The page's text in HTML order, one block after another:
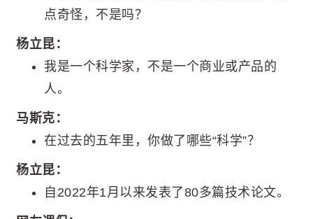
点奇怪，不是吗？
杨立昆：
我是一个科学家，不是一个商业或产品的
人。
马斯克：
在过去的五年里，你做了哪些“科学”？
杨立昆：
自2022年1月以来发表了80多篇技术论文。